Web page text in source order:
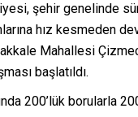
şehir genelinde
hız kesmeden
Mahallesi
başlatıldı.
200’lük borularla